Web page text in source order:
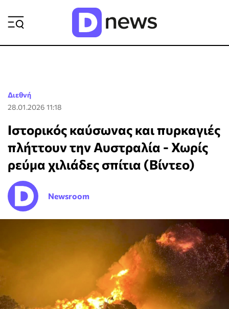
Διεθνή
28.01.2026 11:18
Ιστορικός καύσωνας και πυρκαγιές
πλήττουν την Αυστραλία - Χωρίς
ρεύμα χιλιάδες σπίτια (Βίντεο)
Newsroom